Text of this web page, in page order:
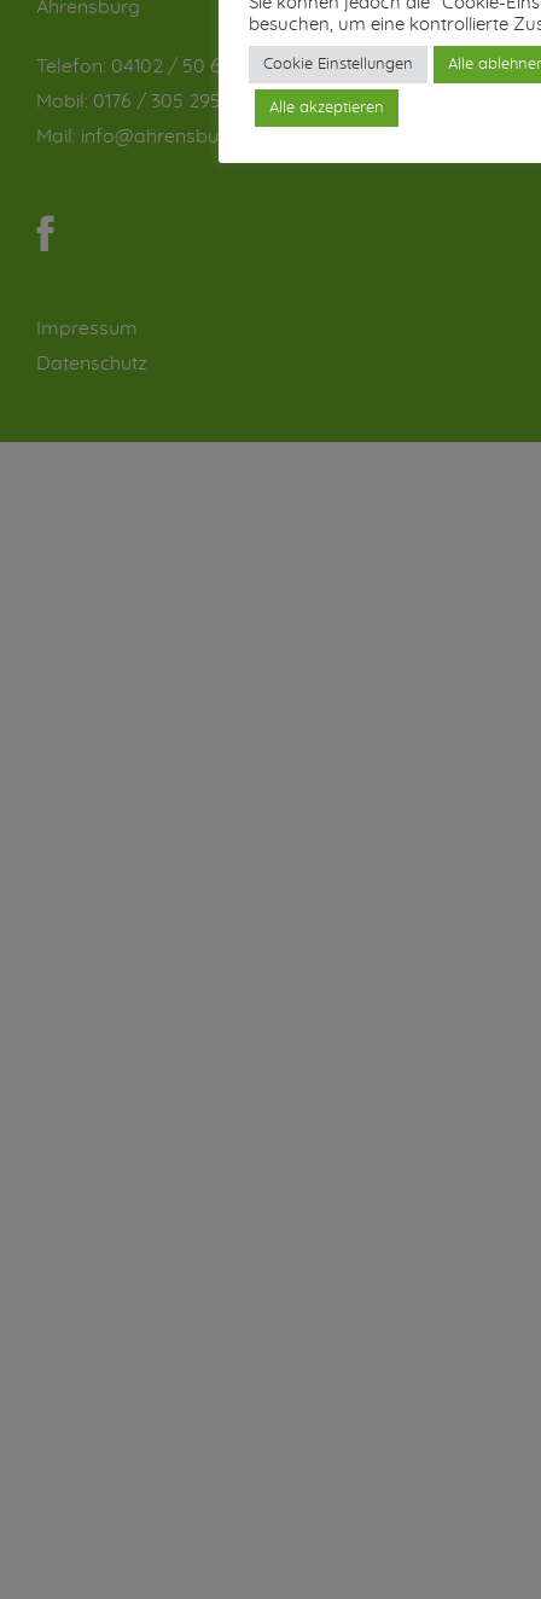
Ahrensburg
Telefon: 04102 / 50 660
Mobil: 0176 / 305 295 89
Mail: info@ahrensburger-stadtforum.de
Impressum
Datenschutz
besuchen, um eine kontrollierte
Cookie Einstellungen Alle
Alle akzeptieren